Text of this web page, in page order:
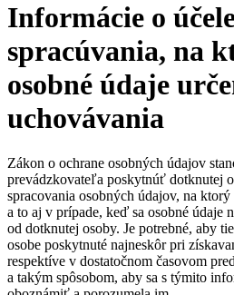
Informácie o
spracúvania, na
osobné údaje
uchovávania
Zákon o ochrane osobných údajov
prevádzkovateľa poskytnúť dotknutej
spracovania osobných údajov, na
a to aj v prípade, keď sa osobné údaje
od dotknutej osoby. Je potrebné, aby
osobe poskytnuté najneskôr pri
respektíve v dostatočnom časovom
a takým spôsobom, aby sa s týmito